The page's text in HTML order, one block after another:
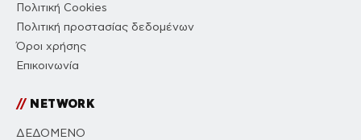
Πολιτική Cookies
Πολιτική προστασίας δεδομένων
Όροι χρήσης
Επικοινωνία
//NETWORK
ΔΕΔΟΜΕΝΟ